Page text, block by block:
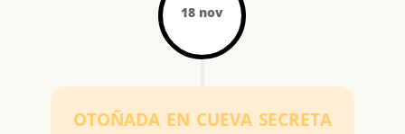
18 nov
otoñada en cueva secreta